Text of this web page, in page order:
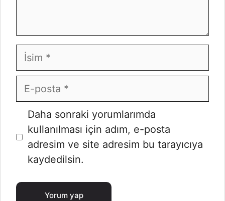
İsim
E-
posta
İnternet
sitesi
Daha sonraki yorumlarımda
kullanılması için adım, e-posta
adresim ve site adresim bu tarayıcıya
kaydedilsin.